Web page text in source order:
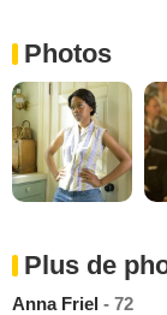
Photos
Plus de
Anna Friel - 72